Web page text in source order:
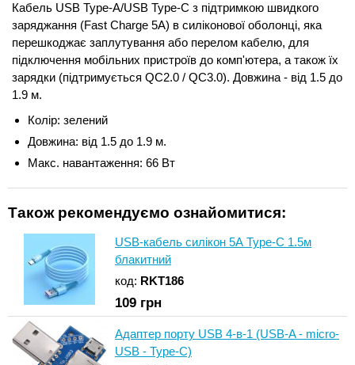
Кабель USB Type-A/USB Type-C з підтримкою швидкого
заряджання (Fast Charge 5A) в силіконової оболонці, яка
перешкоджає заплутування або перелом кабелю, для
підключення мобільних пристроїв до комп'ютера, а також їх
зарядки (підтримується QC2.0 / QC3.0). Довжина - від 1.5 до
1.9 м.
Колір: зелений
Довжина: від 1.5 до 1.9 м.
Макс. навантаження: 66 Вт
Також рекомендуємо ознайомитися:
USB-кабель силікон 5А Type-C 1.5м
блакитний
код: RKT186
109 грн
Адаптер порту USB 4-в-1 (USB-A - micro-
USB - Type-C)